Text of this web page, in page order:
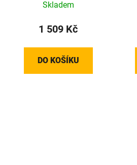
Skladem
1 509 Kč
DO KOŠÍKU